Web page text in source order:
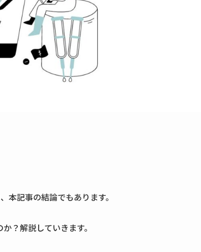
本記事の結論でもあります。
？解説していきます。